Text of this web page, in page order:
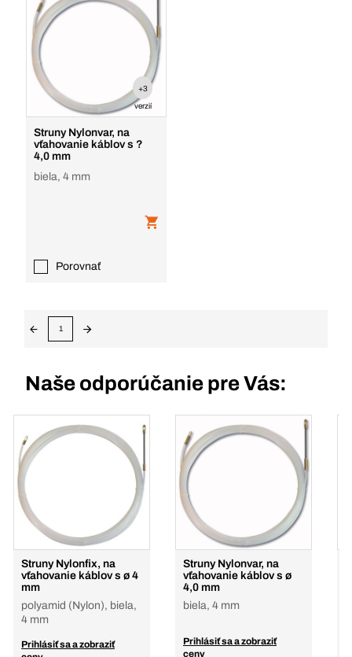
+3
verzií
Struny Nylonvar, na
vťahovanie káblov s ?
4,0 mm
biela, 4 mm
Porovnať
1
Naše odporúčanie pre Vás:
Struny Nylonfix, na
vťahovanie káblov s ø 4
mm
polyamid (Nylon), biela,
4 mm
Prihlásiť sa a zobraziť
Struny Nylonvar, na
vťahovanie káblov s ø
4,0 mm
biela, 4 mm
Prihlásiť sa a zobraziť
ceny